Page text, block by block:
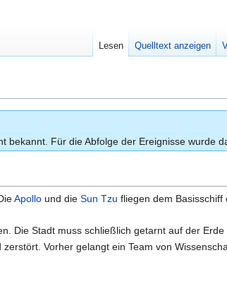
bekannt. Für die Abfolge der Ereignisse wurde
Apollo und dieSun Tzu fliegen dem
Die Stadt muss schließlich getarnt auf der Erde
zerstört. Vorher gelangt ein Team von
Lesen Quelltext anzeigen